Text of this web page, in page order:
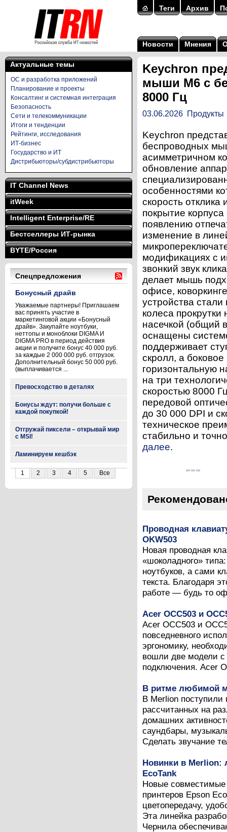
Теги Архив
Новости Мнения
Актуальные темы
ОС и разработка приложений
Планирование и проекты
Консалтинг и системная интеграция
Безопасность
Сети и телекоммуникации
Итоги и тенденции
Рейтинги, исследования
ИТ-бизнес
Государство и ИТ
Дистрибьюторы/субдистрибьюторы
IT Channel News
itWeek
Intelligent Enterprise/RE
Бестселлеры ИТ-рынка
BYTE/Россия
Спецпредложения
Бонусный драйв
Уважаемые партнеры! Приглашаем
вас принять участие в
маркетинговой акции «Бонусный
драйв». Закупайте ноутбуки,
неттопы и моноблоки DIGMA И
DIGMA PRO в период действия
акции и получите бонус 40 000 руб.
за каждые 2 000 000 руб. отгрузок.
Дополнительный бонус 50 000 руб.
(выплачивается ...
Превосходство в деталях
Бонусы ждут: получи больше с
каждой покупкой!
Отгружай пиксели – открывай мир
с MSI!
Ламинируем кешбэк
1 2 3 4 5 Все
Keychron
мыши M6 с
8000 Гц
03.06.2026 Продукты
Keychron
беспроводных
асимметричном
обновление
особенностями
скорость
покрытие
появлению
изменение в
модификациях с
звонкий звук
делает мышь
офисе,
устройства
колеса
насечкой (общий
оснащены
поддерживает
скролл, а
горизонтальную
на три
скоростью 8000
передовой
до 30 000 DPI и
техническое
стабильно и
далее.
Проводная
OKW503
Новая проводная
«шоколадного»
ноутбуков, а сами
текста. Благодаря
работе — будь то
Acer OCC503 и
Acer OCC503 и
повседневного
эргономику,
вошли две модели с
подключения. Acer
В ритме любимой
В Merlion поступили
рассчитанных на
домашних
саундбары,
Сделать звучание
Новинки в Merlion:
EcoTank
Новые совместимые
принтеров Epson
цветопередачу,
Эта линейка
Чернила